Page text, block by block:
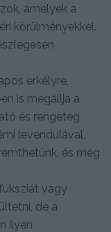
amelyek a
körülményekkel.
erkélyre,
is megállja a
és rengeteg
levendulával,
és még
vagy
de a
ilyen